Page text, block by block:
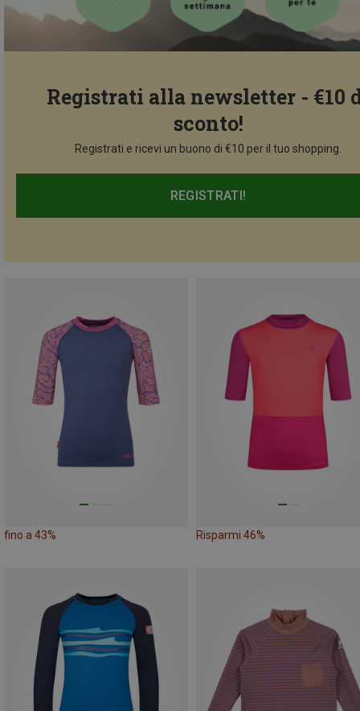
Registrati alla newsletter - €10
sconto!
Registrati e ricevi un buono di €10 per il tuo shopping.
REGISTRATI!
fino a 43% Risparmi 46%